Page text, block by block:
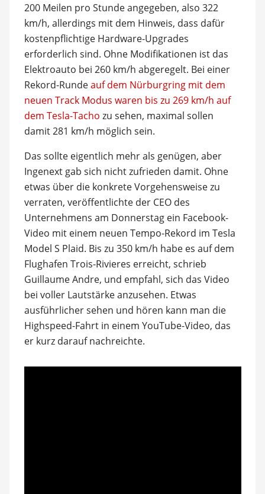
200 Meilen pro Stunde angegeben, also 322
km/h, allerdings mit dem Hinweis, dass dafür
kostenpflichtige Hardware-Upgrades
erforderlich sind. Ohne Modifikationen ist das
Elektroauto bei 260 km/h abgeregelt. Bei einer
Rekord-Rundeauf dem Nürburgring mit dem
neuen Track Modus waren bis zu 269 km/h auf
dem Tesla-Tacho zu sehen, maximal sollen
damit 281 km/h möglich sein.
Das sollte eigentlich mehr als genügen, aber
Ingenext gab sich nicht zufrieden damit. Ohne
etwas über die konkrete Vorgehensweise zu
verraten, veröffentlichte der CEO des
Unternehmens am Donnerstag ein Facebook-
Video mit einem neuen Tempo-Rekord im Tesla
Model S Plaid. Bis zu 350 km/h habe es auf dem
Flughafen Trois-Rivieres erreicht, schrieb
Guillaume Andre, und empfahl, sich das Video
bei voller Lautstärke anzusehen. Etwas
ausführlicher sehen und hören kann man die
Highspeed-Fahrt in einem YouTube-Video, das
er kurz darauf nachreichte.